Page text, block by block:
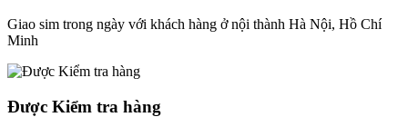
Giao sim trong ngày với khách hàng ở nội thành Hà Nội, Hồ Chí
Minh
Được Kiểm tra hàng